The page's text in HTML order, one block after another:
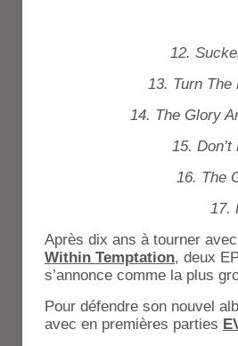
12.
13. Turn
14. The Glory
15.
16. The
17.
Après dix ans à tourner
Within Temptation, deux
s’annonce comme la plus
Pour défendre son nouvel
avec en premières parties